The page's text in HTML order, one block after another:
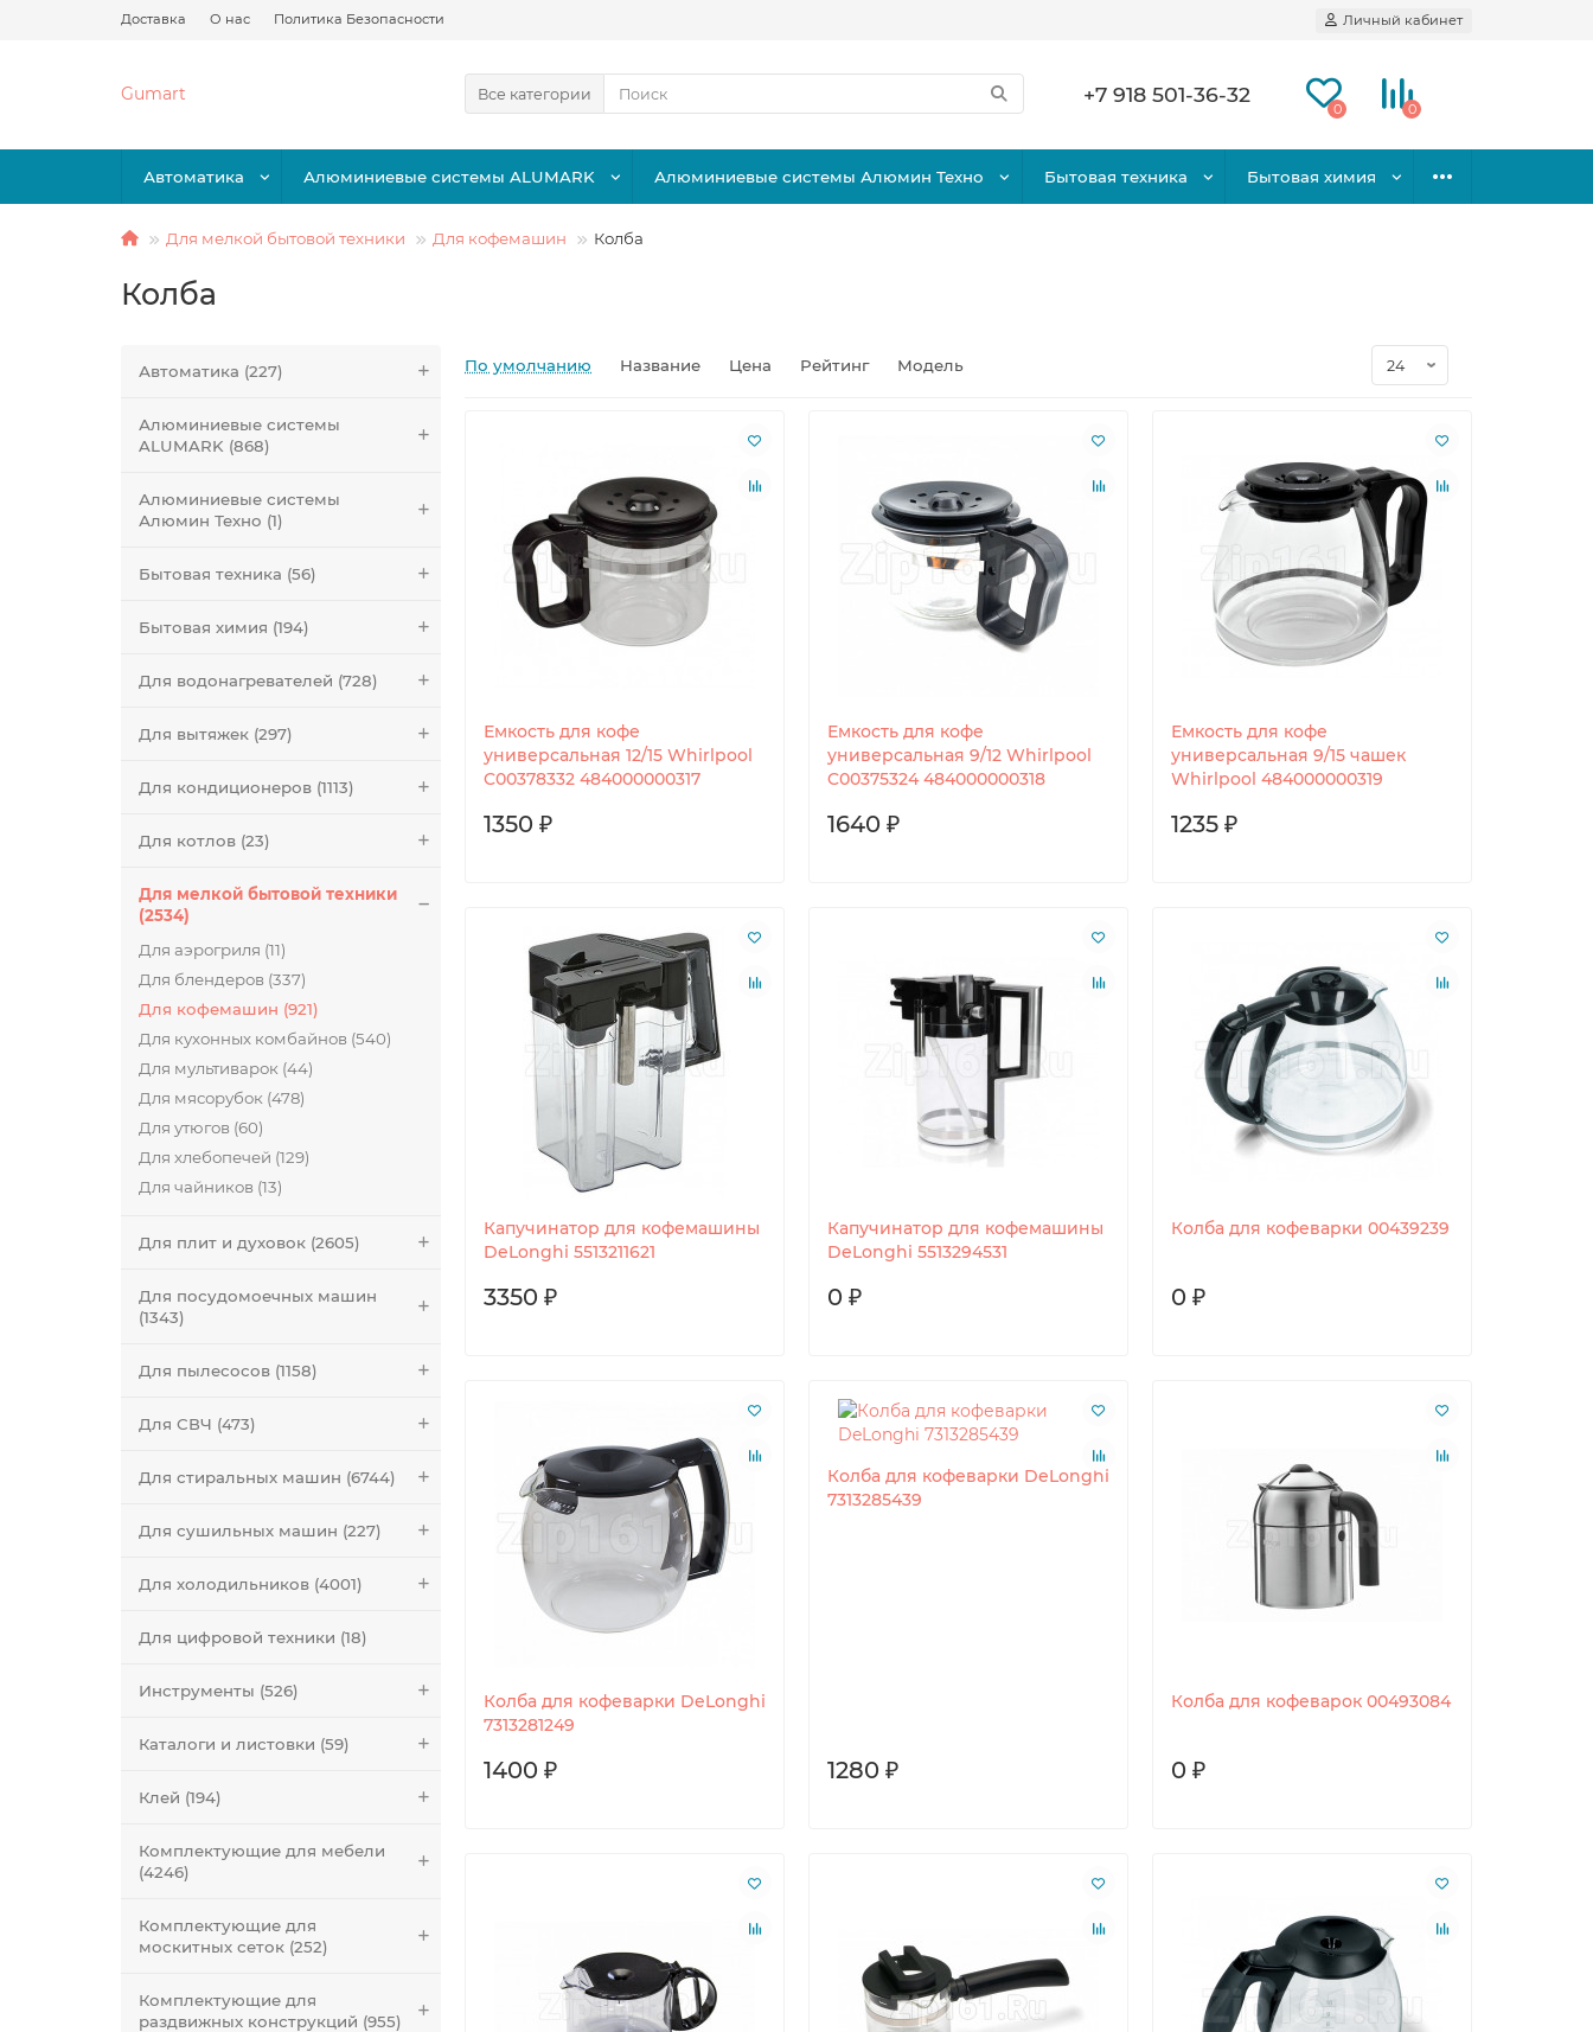
Доставка О нас Политика Безопасности Личный кабинет
Gumart Все категории +7 918 501-36-32
0 0
Автоматика Алюминиевые системы ALUMARK Алюминиевые системы Алюмин Техно Бытовая техника Бытовая химия
Для мелкой бытовой техники Для кофемашин Колба
Колба
Автоматика (227)
Алюминиевые системы
ALUMARK (868)
Алюминиевые системы
Алюмин Техно (1)
Бытовая техника (56)
Бытовая химия (194)
Для водонагревателей (728)
Для вытяжек (297)
Для кондиционеров (1113)
Для котлов (23)
Для мелкой бытовой техники
(2534)
Для аэрогриля (11)
Для блендеров (337)
Для кофемашин (921)
Для кухонных комбайнов (540)
Для мультиварок (44)
Для мясорубок (478)
Для утюгов (60)
Для хлебопечей (129)
Для чайников (13)
Для плит и духовок (2605)
Для посудомоечных машин
(1343)
Для пылесосов (1158)
Для СВЧ (473)
Для стиральных машин (6744)
Для сушильных машин (227)
Для холодильников (4001)
Для цифровой техники (18)
Инструменты (526)
Каталоги и листовки (59)
Клей (194)
Комплектующие для мебели
(4246)
Комплектующие для
москитных сеток (252)
Комплектующие для
раздвижных конструкций (955)
По умолчанию Название Цена Рейтинг Модель
Емкость для кофе
универсальная 12/15 Whirlpool
C00378332 484000000317
1350 ₽
Емкость для кофе
универсальная 9/12 Whirlpool
C00375324 484000000318
1640 ₽
Емкость для кофе
универсальная 9/15 чашек
Whirlpool 484000000319
1235 ₽
Капучинатор для кофемашины
DeLonghi 5513211621
3350 ₽
Капучинатор для кофемашины
DeLonghi 5513294531
0 ₽
Колба для кофеварки 00439239
0 ₽
Колба для кофеварки DeLonghi
7313281249
1400 ₽
Колба для кофеварки DeLonghi
7313285439
1280 ₽
Колба для кофеварок 00493084
0 ₽